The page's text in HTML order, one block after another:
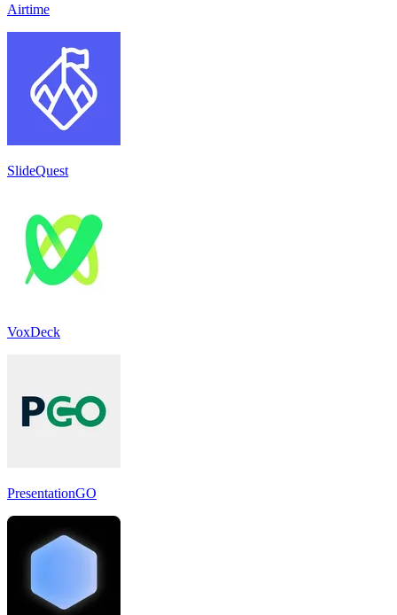
Airtime
SlideQuest
VoxDeck
PresentationGO